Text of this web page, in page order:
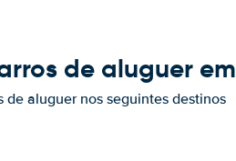
de aluguer
aluguer nos seguintes destinos